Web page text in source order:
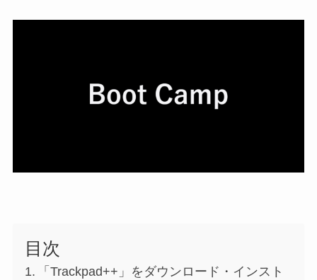
目次
「Trackpad++」をダウンロード・インスト